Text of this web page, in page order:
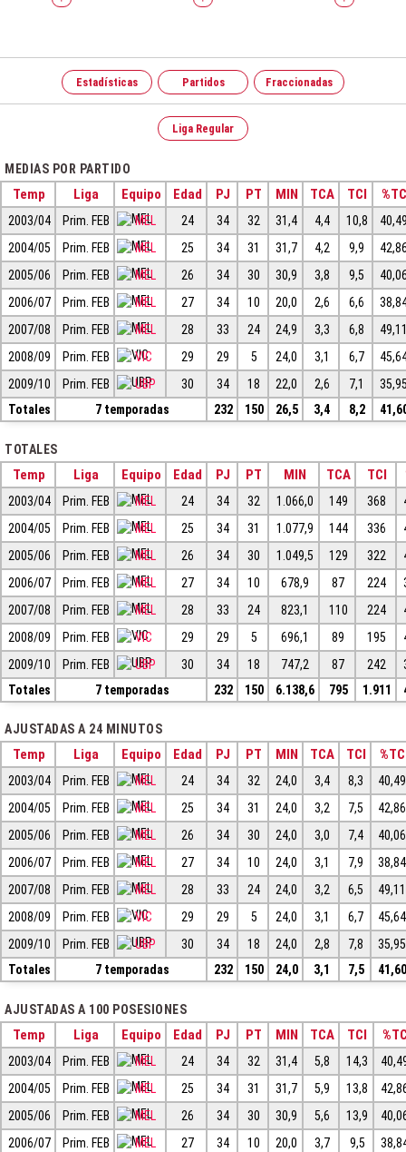
Estadísticas Partidos Fraccionadas
Liga Regular
MEDIAS POR PARTIDO
Temp Liga Equipo Edad PJ PT MIN TCA TCI %TC
2003/04 Prim. FEB MEL 24 34 32 31,4 4,4 10,8
2004/05
Prim. FEB MEL 25 34 31 31,7 4,2 9,9
2005/06
Prim. FEB MEL 26 34 30 30,9 3,8 9,5
2006/07
Prim. FEB MEL 27 34 10 20,0 2,6 6,6
2007/08
Prim. FEB MEL 28 33 24 24,9 3,3 6,8
2008/09
Prim. FEB VIC 29 29 5 24,0 3,1 6,7
2009/10
Prim. FEB UBP 30 34 18 22,0 2,6 7,1
Totales
7 temporadas 232 150 26,5 3,4 8,2
TOTALES
Temp Liga Equipo Edad PJ PT MIN TCA TCI
2003/04 Prim. FEB MEL 24 34 32 1.066,0 149 368
2004/05
Prim. FEB MEL 25 34 31 1.077,9 144 336
2005/06
Prim. FEB MEL 26 34 30 1.049,5 129 322
2006/07
Prim. FEB MEL 27 34 10 678,9 87 224
2007/08
Prim. FEB MEL 28 33 24 823,1 110 224
2008/09
Prim. FEB VIC 29 29 5 696,1 89 195
2009/10
Prim. FEB UBP 30 34 18 747,2 87 242
Totales
7 temporadas 232 150 6.138,6 795 1.911
AJUSTADAS A 24 MINUTOS
Temp Liga Equipo Edad PJ PT MIN TCA TCI %TC
2003/04 Prim. FEB MEL 24 34 32 24,0 3,4 8,3
40,49
2004/05
Prim. FEB MEL 25 34 31 24,0 3,2 7,5
42,86
2005/06
Prim. FEB MEL 26 34 30 24,0 3,0 7,4
40,06
2006/07
Prim. FEB MEL 27 34 10 24,0 3,1 7,9
38,84
2007/08
Prim. FEB MEL 28 33 24 24,0 3,2 6,5
49,11
2008/09
Prim. FEB VIC 29 29 5 24,0 3,1 6,7
45,64
2009/10
Prim. FEB UBP 30 34 18 24,0 2,8 7,8
35,95
Totales
7 temporadas 232 150 24,0 3,1 7,5 41,60
AJUSTADAS A 100 POSESIONES
Temp Liga Equipo Edad PJ PT MIN TCA TCI
2003/04 Prim. FEB MEL 24 34 32 31,4 5,8 14,3
2004/05
Prim. FEB MEL 25 34 31 31,7 5,9 13,8
2005/06
Prim. FEB MEL 26 34 30 30,9 5,6 13,9
2006/07
Prim. FEB MEL 27 34 10 20,0 3,7 9,5